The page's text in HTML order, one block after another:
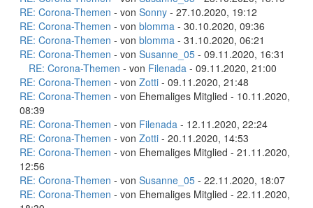
RE: Corona-Themen - von Sonny - 27.10.2020, 19:12
RE: Corona-Themen - von blomma - 30.10.2020, 09:36
RE: Corona-Themen - von blomma - 31.10.2020, 06:21
RE: Corona-Themen - von Susanne_05 - 09.11.2020, 16:31
RE: Corona-Themen - von Filenada - 09.11.2020, 21:00
RE: Corona-Themen - von Zotti - 09.11.2020, 21:48
RE: Corona-Themen - von Ehemaliges Mitglied - 10.11.2020,
08:39
RE: Corona-Themen - von Filenada - 12.11.2020, 22:24
RE: Corona-Themen - von Zotti - 20.11.2020, 14:53
RE: Corona-Themen - von Ehemaliges Mitglied - 21.11.2020,
12:56
RE: Corona-Themen - von Susanne_05 - 22.11.2020, 18:07
RE: Corona-Themen - von Ehemaliges Mitglied - 22.11.2020,